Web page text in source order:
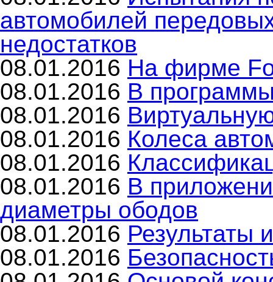
автомобилей
недостатков
08.01.2016 На фирме
08.01.2016 В
08.01.2016
08.01.2016 Колеса
08.01.2016
08.01.2016 В
диаметры ободов
08.01.2016 Результаты
08.01.2016